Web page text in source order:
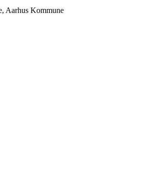
Aarhus Kommune